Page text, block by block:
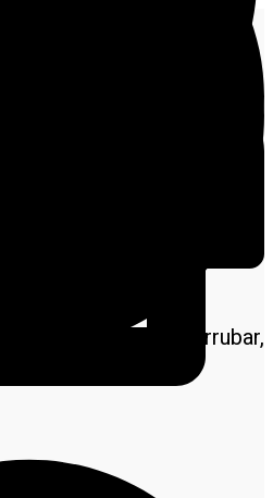
está proibida até 1º de abril
é proibido cortar, derrubar,
toras de madeira